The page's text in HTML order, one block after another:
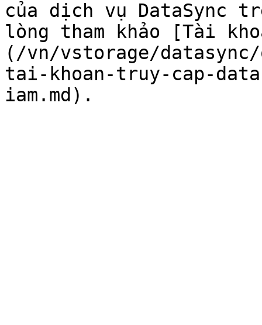
của dịch vụ DataSync
lòng tham khảo [Tài
(/vn/vstorage/
tai-khoan-truy-cap-